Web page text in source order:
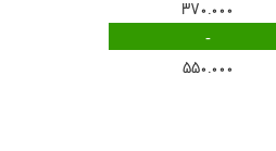
370.000
-
550.000